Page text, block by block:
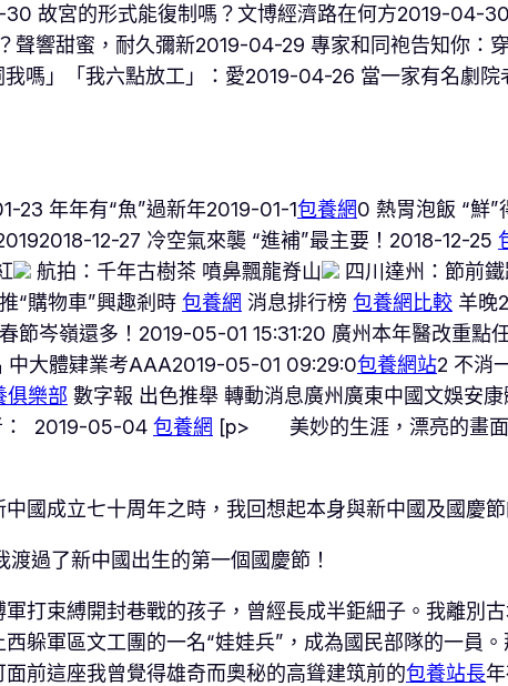
故宮的形式能復制嗎？文博經濟路在何方2019-04-
響甜蜜，耐久彌新2019-04-29 專家和同袍告知你：
嗎」「我六點放工」：愛2019-04-26 當一家有名劇
23 年年有“魚”過新年2019-01-1包養網0 熱胃泡飯 “鮮
12-27 冷空氣來襲 “進補”最主要！2018-12-25
航拍：千年古樹茶 噴鼻飄龍脊山 四川達州：節前
“購物車”興趣剎時 包養網 消息排行榜 包養網比較 羊晚
岑嶺還多！2019-05-01 15:31:20 廣州本年醫改重點
中大體肄業考AAA2019-05-01 09:29:0包養網站2 不消
俱樂部 數字報 出色推舉 轉動消息廣州廣東中國文娛安
： 2019-05-04 包養網 [p> 美妙的生涯，漂亮的畫面
國成立七十周年之時，我回想起本身與新中國及國慶
過了新中國出生的第一個國慶節！
束縛開封巷戰的孩子，曾經長成半鉅細子。我離別
躲軍區文工團的一名“娃娃兵”，成為國民部隊的一員
前這座我曾覺得雄奇而奧秘的高聳建筑前的包養站長